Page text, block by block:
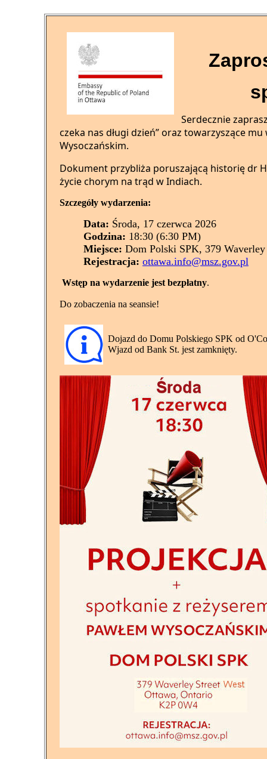
Serdecznie
czeka nas długi dzień” oraz towarzyszące
Wysoczańskim.
Dokument przybliża poruszającą historię dr
życie chorym na trąd w Indiach.
Szczegóły wydarzenia:
Data: Środa, 17 czerwca 2026
Godzina: 18:30 (6:30 PM)
Miejsce: Dom Polski SPK, 379
Rejestracja: ottawa.info@msz.gov.pl
Wstęp na wydarzenie jest bezpłatny.
Do zobaczenia na seansie!
Dojazd do Domu Polskiego SPK od
Wjazd od Bank St. jest zamknięty.